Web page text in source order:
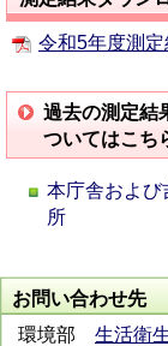
令和5年度測
過去の測定結
ついてはこち
本庁舎および
所
お問い合わせ先
環境部 生活衛